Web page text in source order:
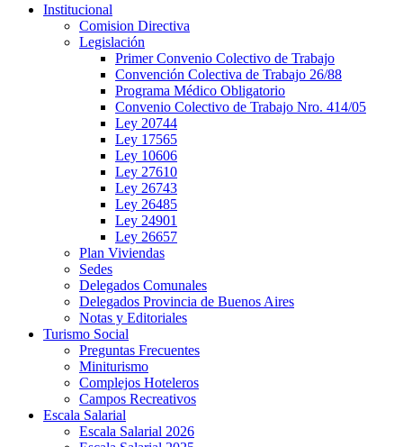
Institucional
Comision Directiva
Legislación
Primer Convenio Colectivo de Trabajo
Convención Colectiva de Trabajo 26/88
Programa Médico Obligatorio
Convenio Colectivo de Trabajo Nro. 414/05
Ley 20744
Ley 17565
Ley 10606
Ley 27610
Ley 26743
Ley 26485
Ley 24901
Ley 26657
Plan Viviendas
Sedes
Delegados Comunales
Delegados Provincia de Buenos Aires
Notas y Editoriales
Turismo Social
Preguntas Frecuentes
Miniturismo
Complejos Hoteleros
Campos Recreativos
Escala Salarial
Escala Salarial 2026